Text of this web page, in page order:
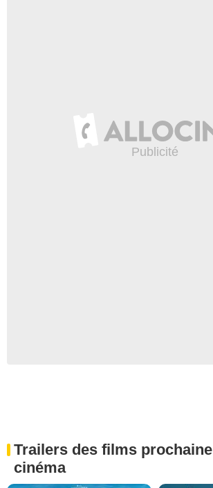
Trailers des films
cinéma